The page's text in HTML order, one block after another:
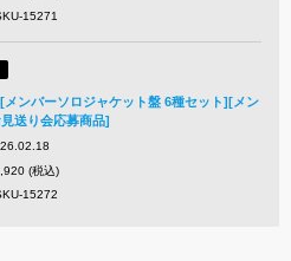
15271
ンバーソロジャケット盤 6種セット][メン
送り会応募商品]
(税込)
15272